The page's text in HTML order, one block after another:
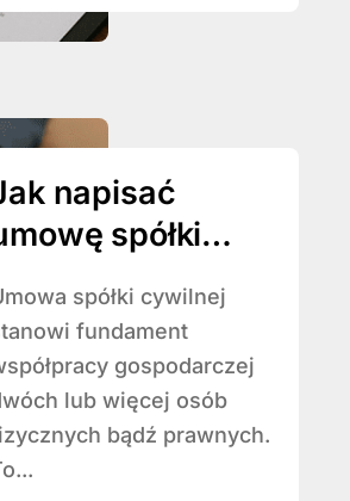
napisać
spółki
fundament
gospodarczej
lub więcej osób
bądź prawnych.